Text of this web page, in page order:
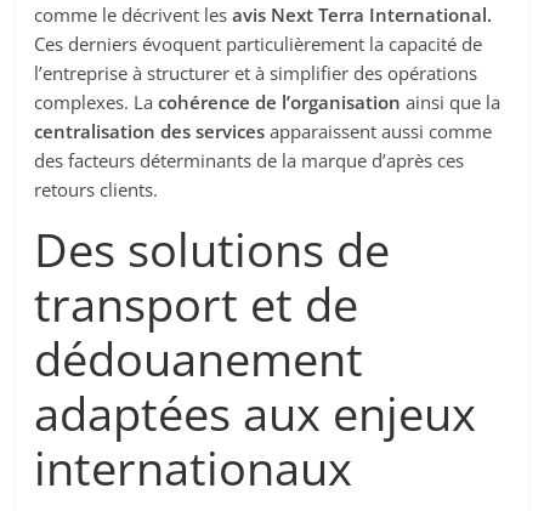
comme le décrivent les avis Next Terra International.
Ces derniers évoquent particulièrement la capacité de
l’entreprise à structurer et à simplifier des opérations
complexes. Lacohérence de l’organisation ainsi que la
centralisation des services apparaissent aussi comme
des facteurs déterminants de la marque d’après ces
retours clients.
Des solutions de
transport et de
dédouanement
adaptées aux enjeux
internationaux